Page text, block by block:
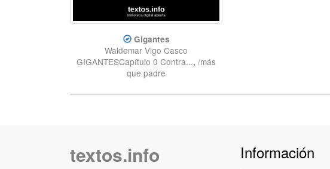
Gigantes
Waldemar Vigo Casco
GIGANTESCapítulo 0 Contra..., /más
que padre
textos.info Información